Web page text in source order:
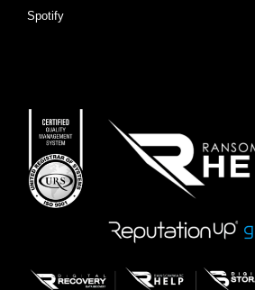
Spotify